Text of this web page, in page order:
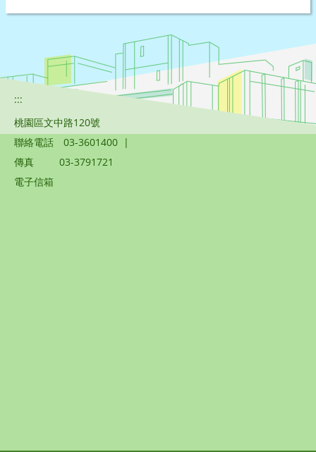
:::
桃園區文中路120號
聯絡電話
03-3601400 |
傳真
03-3791721
電子信箱